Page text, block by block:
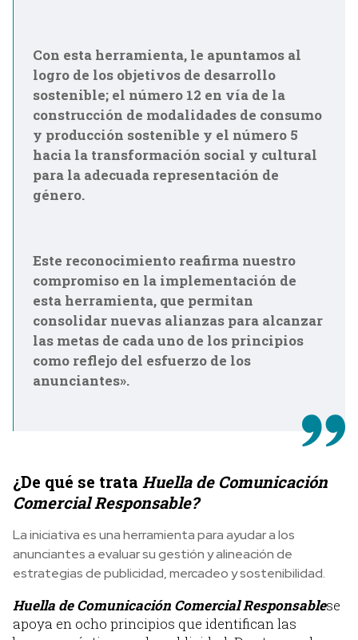
Con esta herramienta, le apuntamos al
logro de los objetivos de desarrollo
sostenible; el número 12 en vía de la
construcción de modalidades de consumo
y producción sostenible y el número 5
hacia la transformación social y cultural
para la adecuada representación de
género.
Este reconocimiento reafirma nuestro
compromiso en la implementación de
esta herramienta, que permitan
consolidar nuevas alianzas para alcanzar
las metas de cada uno de los principios
como reflejo del esfuerzo de los
anunciantes».
¿De qué se trata Huella de Comunicación
Comercial Responsable?
La iniciativa es una herramienta para ayudar a los
anunciantes a evaluar su gestión y alineación de
estrategias de publicidad, mercadeo y sostenibilidad.
Huella de Comunicación Comercial Responsablese
apoya en ocho principios que identifican las